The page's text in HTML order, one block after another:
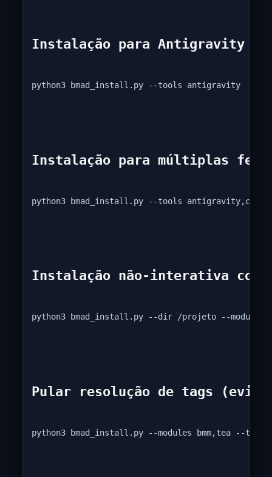
Instalação para Antigravity
python3 bmad_install.py --tools antigravity
Instalação para múltiplas
python3 bmad_install.py --tools
Instalação não-interativa com
python3 bmad_install.py --dir /projeto --modules
Pular resolução de tags
python3 bmad_install.py --modules bmm,tea --